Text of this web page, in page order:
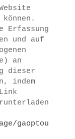
Erfassung
und auf
an
dieser
indem
gaoptou